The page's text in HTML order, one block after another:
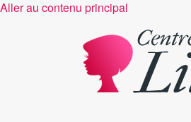
Aller au contenu principal